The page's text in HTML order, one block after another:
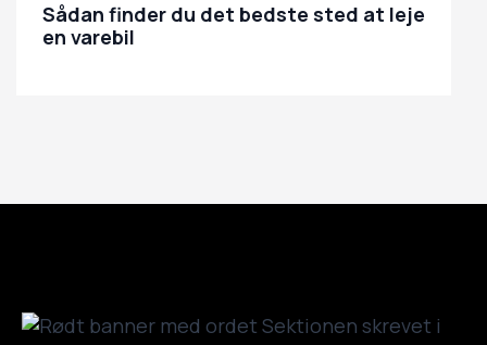
Sådan finder du det bedste sted at leje
en varebil